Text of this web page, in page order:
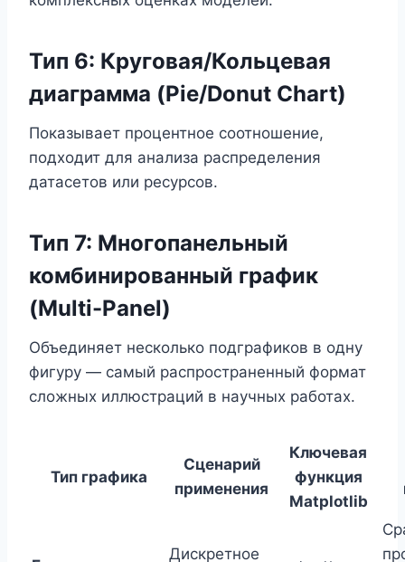
Тип 6: Круговая/Кольцевая
диаграмма (Pie/Donut Chart)
Показывает процентное соотношение,
подходит для анализа распределения
датасетов или ресурсов.
Тип 7: Многопанельный
комбинированный график
(Multi-Panel)
Объединяет несколько подграфиков в одну
фигуру — самый распространенный формат
сложных иллюстраций в научных работах.
Тип графика
Сценарий
применения
Ключевая
функция
Matplotlib
Дискретное